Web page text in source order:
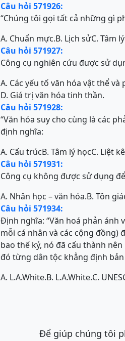
Câu hỏi 571926:
“Chúng tôi gọi tất cả những gì
A. Chuẩn mực.B. Lịch sửC. Tâm
Câu hỏi 571927:
Công cụ nghiên cứu được sử
A. Các yếu tố văn hóa vật thể và
D. Giá trị văn hóa tinh thần.
Câu hỏi 571928:
“Văn hóa suy cho cùng là các
định nghĩa:
A. Cấu trúcB. Tâm lý họcC. Liệt kê
Câu hỏi 571931:
Công cụ không được sử dụng
A. Nhân học – văn hóa.B. Tôn
Câu hỏi 571934:
Định nghĩa: “Văn hoá phản ánh
mỗi cá nhân và các cộng
bao thế kỷ, nó đã cấu thành
đó từng dân tộc khẳng định bản
A. L.A.White.B. L.A.White.C.
Để giúp chúng tôi